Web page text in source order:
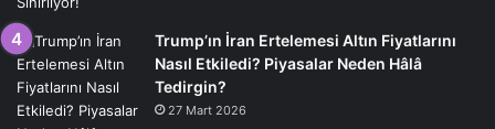
Trump’ın İran Ertelemesi Altın Fiyatlarını
Nasıl Etkiledi? Piyasalar Neden Hâlâ
Tedirgin?
27 Mart 2026